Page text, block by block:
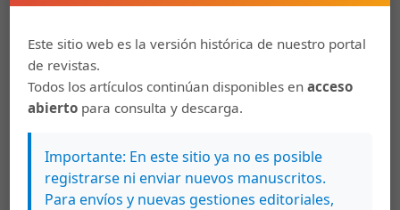
Specific Configurations. New York/Oxford: Oxford
University Press. 188
Descargas
Este sitio web es la versión histórica de nuestro portal
de revistas.
Todos los artículos continúan disponibles enacceso
abierto para consulta y descarga.
Importante: En este sitio ya no es posible
registrarse ni enviar nuevos manuscritos.
Para envíos y nuevas gestiones editoriales,